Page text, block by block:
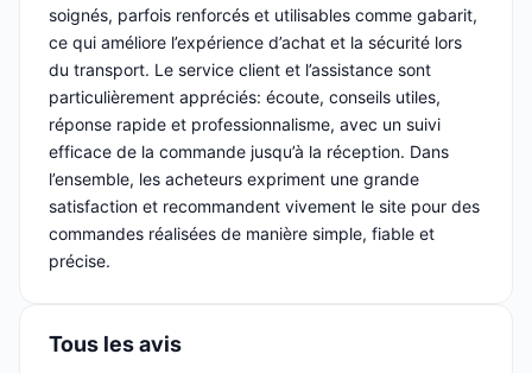
soignés, parfois renforcés et utilisables comme gabarit,
ce qui améliore l’expérience d’achat et la sécurité lors
du transport. Le service client et l’assistance sont
particulièrement appréciés: écoute, conseils utiles,
réponse rapide et professionnalisme, avec un suivi
efficace de la commande jusqu’à la réception. Dans
l’ensemble, les acheteurs expriment une grande
satisfaction et recommandent vivement le site pour des
commandes réalisées de manière simple, fiable et
précise.
Tous les avis